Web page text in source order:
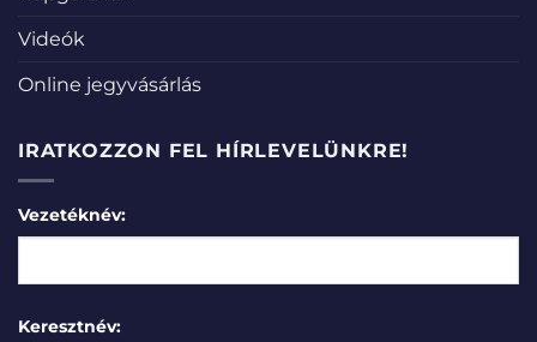
Videók
Online jegyvásárlás
IRATKOZZON FEL HÍRLEVELÜNKRE!
Vezetéknév:
Keresztnév: